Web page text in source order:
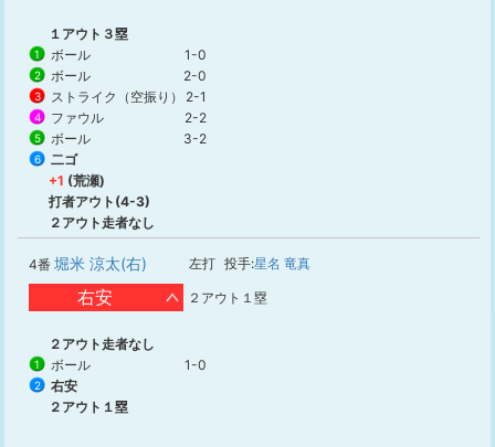
１アウト３塁
1 ボール 1-0
2 ボール 2-0
3 ストライク（空振り） 2-1
4 ファウル 2-2
5 ボール 3-2
6
二ゴ
+1 (荒瀬)
打者アウト(4-3)
２アウト走者なし
4番 堀米 涼太(右) 左打 投手:星名 竜真
右安 ２アウト１塁
２アウト走者なし
1 ボール 1-0
2
右安
２アウト１塁